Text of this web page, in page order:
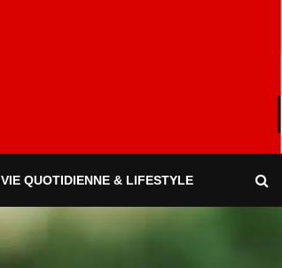
VIE QUOTIDIENNE & LIFESTYLE